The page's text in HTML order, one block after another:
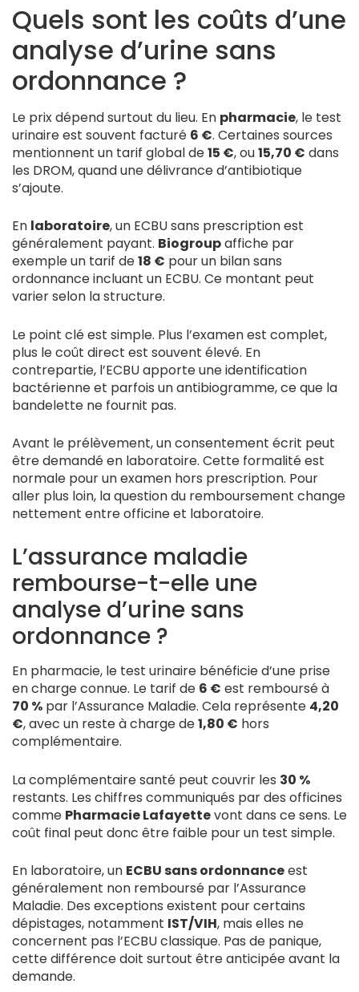
Quels sont les coûts d’une
analyse d’urine sans
ordonnance ?
Le prix dépend surtout du lieu. En pharmacie, le test
urinaire est souvent facturé 6 €. Certaines sources
mentionnent un tarif global de15 €, ou15,70 € dans
les DROM, quand une délivrance d’antibiotique
s’ajoute.
En laboratoire, un ECBU sans prescription est
généralement payant. Biogroupaffiche par
exemple un tarif de18 € pour un bilan sans
ordonnance incluant un ECBU. Ce montant peut
varier selon la structure.
Le point clé est simple. Plus l’examen est complet,
plus le coût direct est souvent élevé. En
contrepartie, l’ECBU apporte une identification
bactérienne et parfois un antibiogramme, ce que la
bandelette ne fournit pas.
Avant le prélèvement, un consentement écrit peut
être demandé en laboratoire. Cette formalité est
normale pour un examen hors prescription. Pour
aller plus loin, la question du remboursement change
nettement entre officine et laboratoire.
L’assurance maladie
rembourse-t-elle une
analyse d’urine sans
ordonnance ?
En pharmacie, le test urinaire bénéficie d’une prise
en charge connue. Le tarif de 6 € est remboursé à
70 % par l’Assurance Maladie. Cela représente 4,20
€, avec un reste à charge de1,80 € hors
complémentaire.
La complémentaire santé peut couvrir les 30 %
restants. Les chiffres communiqués par des officines
comme Pharmacie Lafayettevont dans ce sens. Le
coût final peut donc être faible pour un test simple.
En laboratoire, un ECBU sans ordonnanceest
généralement non remboursé par l’Assurance
Maladie. Des exceptions existent pour certains
dépistages, notamment IST/VIH, mais elles ne
concernent pas l’ECBU classique. Pas de panique,
cette différence doit surtout être anticipée avant la
demande.